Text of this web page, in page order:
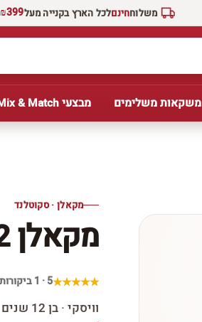
משלוחחינםלכל הארץ בקנייה מעל₪399
משקאות משלימים מבצעי Mix & Match
מקאלן · סקוטלנד
מקאלן 12 שנים שרי אוק
5 · 1 ביקורות
וויסקי · בן 12 שנים